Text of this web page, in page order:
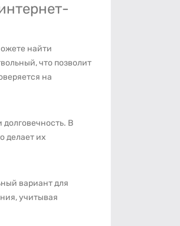
найти
что позволит
на
В
делает их
вариант для
учитывая